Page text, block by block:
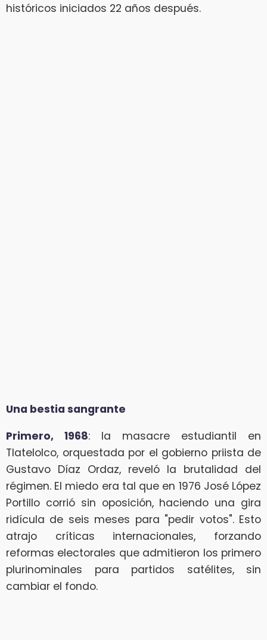
históricos iniciados 22 años después.
Una bestia sangrante
Primero, 1968: la masacre estudiantil en
Tlatelolco, orquestada por el gobierno priista de
Gustavo Díaz Ordaz, reveló la brutalidad del
régimen. El miedo era tal que en 1976 José López
Portillo corrió sin oposición, haciendo una gira
ridícula de seis meses para "pedir votos". Esto
atrajo críticas internacionales, forzando
reformas electorales que admitieron los primero
plurinominales para partidos satélites, sin
cambiar el fondo.